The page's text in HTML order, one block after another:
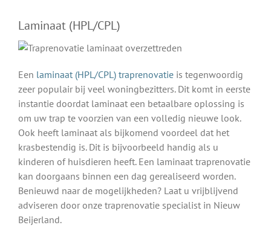
Laminaat (HPL/CPL)
Een laminaat (HPL/CPL) traprenovatie is tegenwoordig
zeer populair bij veel woningbezitters. Dit komt in eerste
instantie doordat laminaat een betaalbare oplossing is
om uw trap te voorzien van een volledig nieuwe look.
Ook heeft laminaat als bijkomend voordeel dat het
krasbestendig is. Dit is bijvoorbeeld handig als u
kinderen of huisdieren heeft. Een laminaat traprenovatie
kan doorgaans binnen een dag gerealiseerd worden.
Benieuwd naar de mogelijkheden? Laat u vrijblijvend
adviseren door onze traprenovatie specialist in Nieuw
Beijerland.